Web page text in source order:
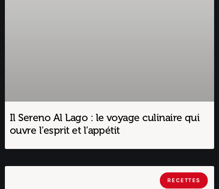
Il Sereno Al Lago : le voyage culinaire qui
ouvre l’esprit et l’appétit
RECETTES